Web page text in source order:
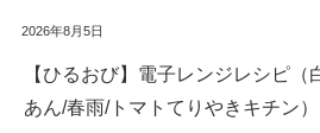
2026年8月5日
【ひるおび】電子レンジレシピ（
あん/春雨/トマトてりやきキチン）